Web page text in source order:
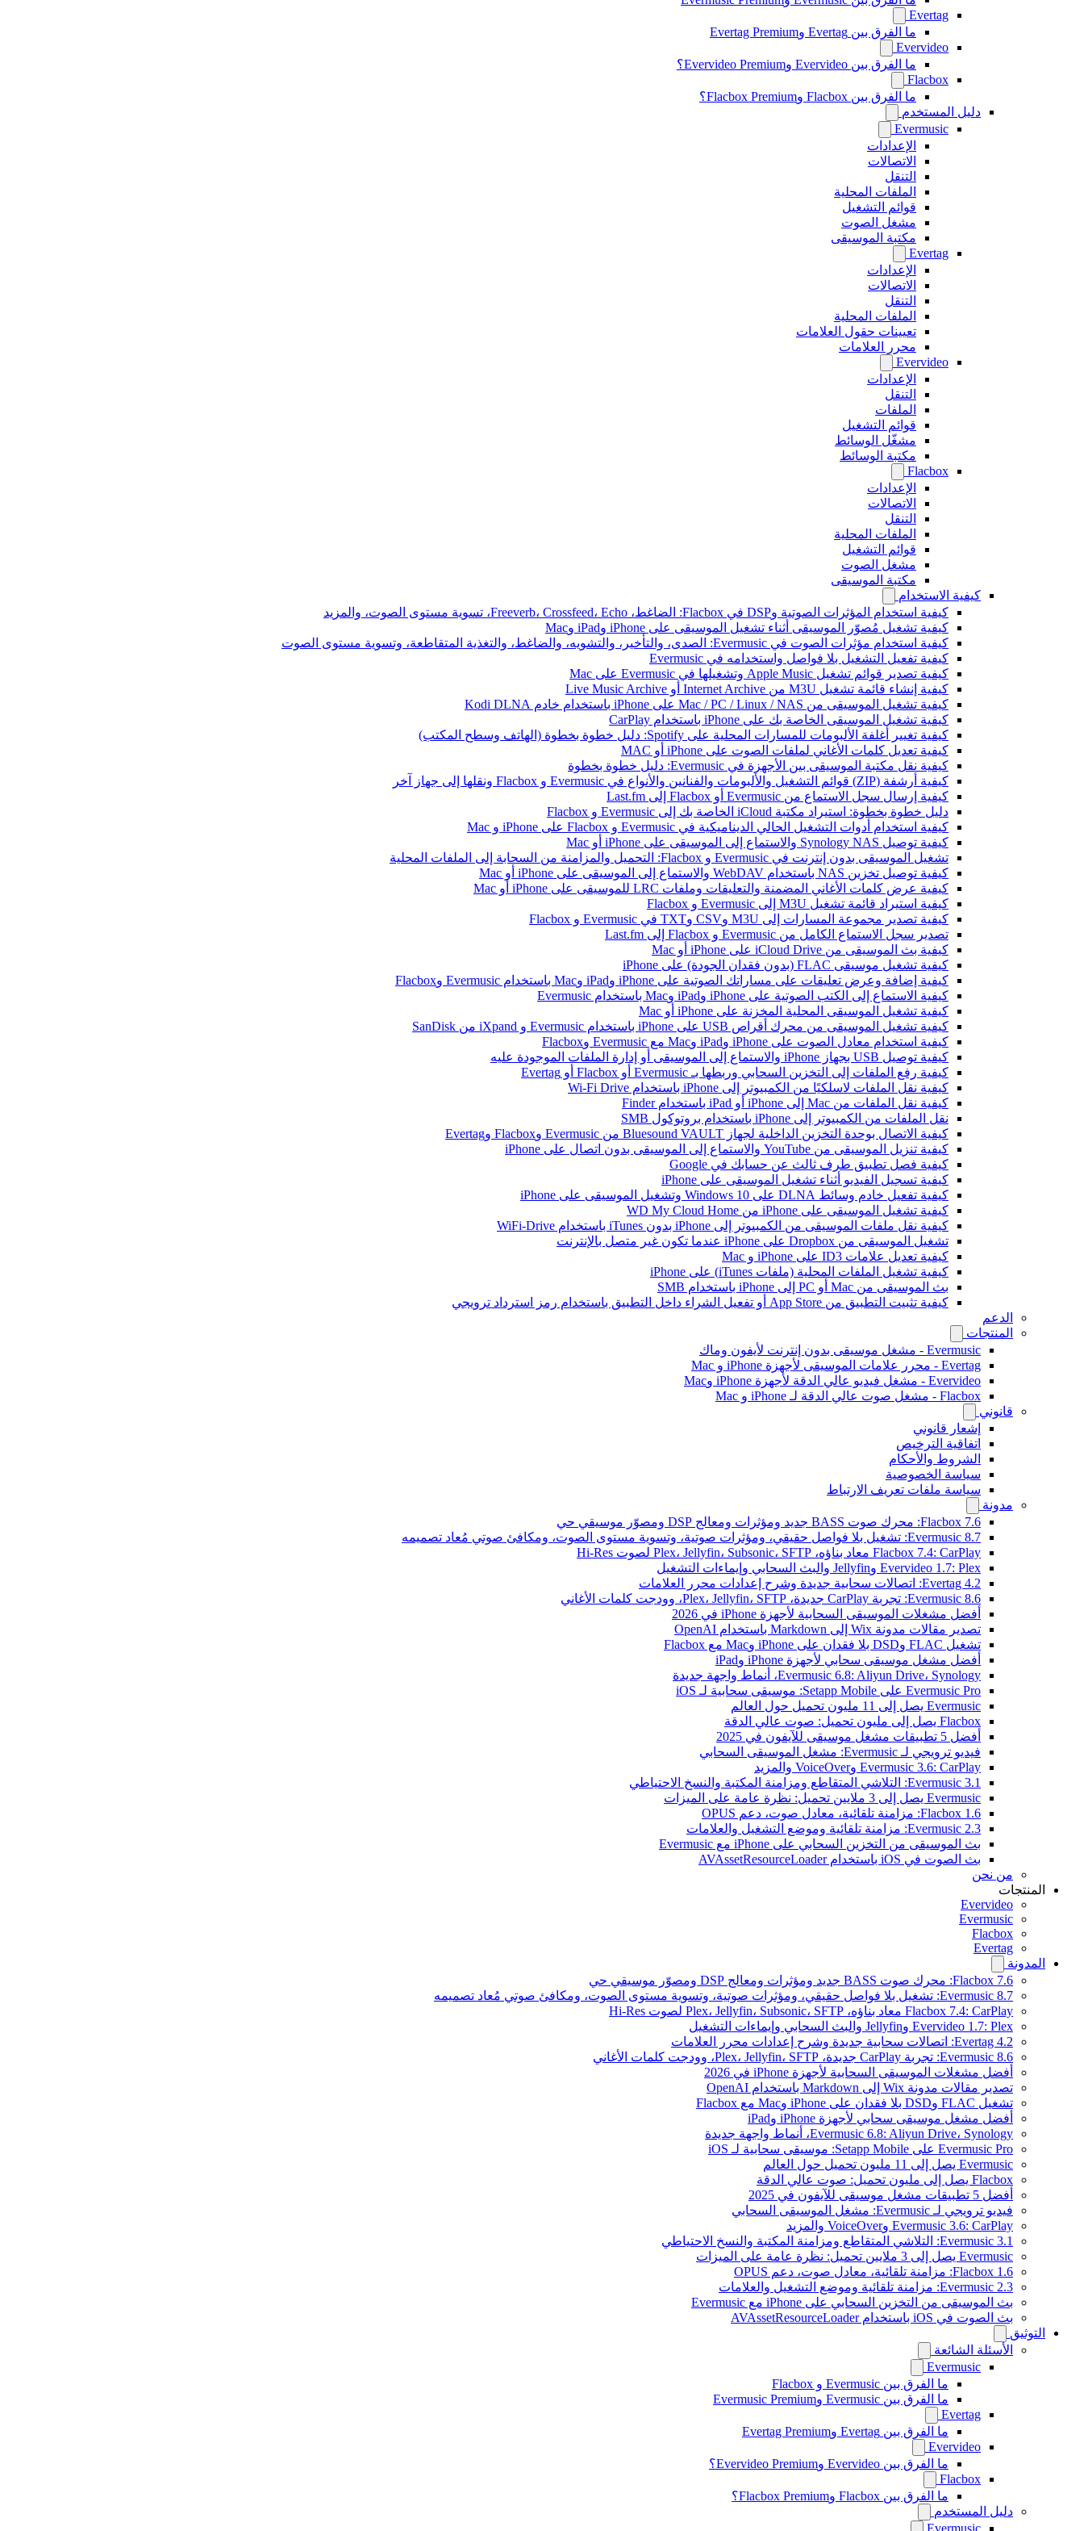
Evertag
ما الفرق بين Evertag وEvertag Premium
Evervideo
ما الفرق بين Evervideo وEvervideo Premium؟
Flacbox
ما الفرق بين Flacbox وFlacbox Premium؟
دليل المستخدم
Evermusic
الإعدادات
الاتصالات
التنقل
الملفات المحلية
قوائم التشغيل
مشغل الصوت
مكتبة الموسيقى
Evertag
الإعدادات
الاتصالات
التنقل
الملفات المحلية
تعيينات حقول العلامات
محرر العلامات
Evervideo
الإعدادات
التنقل
الملفات
قوائم التشغيل
مشغّل الوسائط
مكتبة الوسائط
Flacbox
الإعدادات
الاتصالات
التنقل
الملفات المحلية
قوائم التشغيل
مشغل الصوت
مكتبة الموسيقى
كيفية الاستخدام
كيفية استخدام المؤثرات الصوتية وDSP في Flacbox: الضاغط، Freeverb، Crossfeed، Echo، تسوية مستوى الصوت، والمزيد
كيفية تشغيل مُصوّر الموسيقى أثناء تشغيل الموسيقى على iPhone وiPad وMac
كيفية استخدام مؤثرات الصوت في Evermusic: الصدى، والتأخير، والتشويه، والضاغط، والتغذية المتقاطعة، وتسوية مستوى الصوت
كيفية تفعيل التشغيل بلا فواصل واستخدامه في Evermusic
كيفية تصدير قوائم تشغيل Apple Music وتشغيلها في Evermusic على Mac
كيفية إنشاء قائمة تشغيل M3U من Internet Archive أو Live Music Archive
كيفية تشغيل الموسيقى من Mac / PC / Linux / NAS على iPhone باستخدام خادم Kodi DLNA
كيفية تشغيل الموسيقى الخاصة بك على iPhone باستخدام CarPlay
كيفية تغيير أغلفة الألبومات للمسارات المحلية على Spotify: دليل خطوة بخطوة (الهاتف وسطح المكتب)
كيفية تعديل كلمات الأغاني لملفات الصوت على iPhone أو MAC
كيفية نقل مكتبة الموسيقى بين الأجهزة في Evermusic: دليل خطوة بخطوة
كيفية أرشفة (ZIP) قوائم التشغيل والألبومات والفنانين والأنواع في Evermusic و Flacbox ونقلها إلى جهاز آخر
كيفية إرسال سجل الاستماع من Evermusic أو Flacbox إلى Last.fm
دليل خطوة بخطوة: استيراد مكتبة iCloud الخاصة بك إلى Evermusic و Flacbox
كيفية استخدام أدوات التشغيل الحالي الديناميكية في Evermusic و Flacbox على iPhone و Mac
كيفية توصيل Synology NAS والاستماع إلى الموسيقى على iPhone أو Mac
تشغيل الموسيقى بدون إنترنت في Evermusic و Flacbox: التحميل والمزامنة من السحابة إلى الملفات المحلية
كيفية توصيل تخزين NAS باستخدام WebDAV والاستماع إلى الموسيقى على iPhone أو Mac
كيفية عرض كلمات الأغاني المضمنة والتعليقات وملفات LRC للموسيقى على iPhone أو Mac
كيفية استيراد قائمة تشغيل M3U إلى Evermusic و Flacbox
كيفية تصدير مجموعة المسارات إلى M3U وCSV وTXT في Evermusic و Flacbox
تصدير سجل الاستماع الكامل من Evermusic و Flacbox إلى Last.fm
كيفية بث الموسيقى من iCloud Drive على iPhone أو Mac
كيفية تشغيل موسيقى FLAC (بدون فقدان الجودة) على iPhone
كيفية إضافة وعرض تعليقات على مساراتك الصوتية على iPhone وiPad وMac باستخدام Evermusic وFlacbox
كيفية الاستماع إلى الكتب الصوتية على iPhone وiPad وMac باستخدام Evermusic
كيفية تشغيل الموسيقى المحلية المخزنة على iPhone أو Mac
كيفية تشغيل الموسيقى من محرك أقراص USB على iPhone باستخدام Evermusic و iXpand من SanDisk
كيفية استخدام معادل الصوت على iPhone وiPad وMac مع Evermusic وFlacbox
كيفية توصيل USB بجهاز iPhone والاستماع إلى الموسيقى أو إدارة الملفات الموجودة عليه
كيفية رفع الملفات إلى التخزين السحابي وربطها بـ Evermusic أو Flacbox أو Evertag
كيفية نقل الملفات لاسلكيًا من الكمبيوتر إلى iPhone باستخدام Wi-Fi Drive
كيفية نقل الملفات من Mac إلى iPhone أو iPad باستخدام Finder
نقل الملفات من الكمبيوتر إلى iPhone باستخدام بروتوكول SMB
كيفية الاتصال بوحدة التخزين الداخلية لجهاز Bluesound VAULT من Evermusic وFlacbox وEvertag
كيفية تنزيل الموسيقى من YouTube والاستماع إلى الموسيقى بدون اتصال على iPhone
كيفية فصل تطبيق طرف ثالث عن حسابك في Google
كيفية تسجيل الفيديو أثناء تشغيل الموسيقى على iPhone
كيفية تفعيل خادم وسائط DLNA على Windows 10 وتشغيل الموسيقى على iPhone
كيفية تشغيل الموسيقى على iPhone من WD My Cloud Home
كيفية نقل ملفات الموسيقى من الكمبيوتر إلى iPhone بدون iTunes باستخدام WiFi-Drive
تشغيل الموسيقى من Dropbox على iPhone عندما تكون غير متصل بالإنترنت
كيفية تعديل علامات ID3 على iPhone و Mac
كيفية تشغيل الملفات المحلية (ملفات iTunes) على iPhone
بث الموسيقى من Mac أو PC إلى iPhone باستخدام SMB
كيفية تثبيت التطبيق من App Store أو تفعيل الشراء داخل التطبيق باستخدام رمز استرداد ترويجي
الدعم
المنتجات
Evermusic - مشغل موسيقى بدون إنترنت لأيفون وماك
Evertag - محرر علامات الموسيقى لأجهزة iPhone و Mac
Evervideo - مشغل فيديو عالي الدقة لأجهزة iPhone وMac
Flacbox - مشغل صوت عالي الدقة لـ iPhone و Mac
قانوني
إشعار قانوني
اتفاقية الترخيص
الشروط والأحكام
سياسة الخصوصية
سياسة ملفات تعريف الارتباط
مدونة
Flacbox 7.6: محرك صوت BASS جديد ومؤثرات ومعالج DSP ومصوّر موسيقي حي
Evermusic 8.7: تشغيل بلا فواصل حقيقي، ومؤثرات صوتية، وتسوية مستوى الصوت، ومكافئ صوتي مُعاد تصميمه
Flacbox 7.4: CarPlay معاد بناؤه، Plex، Jellyfin، Subsonic، SFTP لصوت Hi-Res
Evervideo 1.7: Plex وJellyfin والبث السحابي وإيماءات التشغيل
Evertag 4.2: اتصالات سحابية جديدة وشرح إعدادات محرر العلامات
Evermusic 8.6: تجربة CarPlay جديدة، Plex، Jellyfin، SFTP، وودجت كلمات الأغاني
أفضل مشغلات الموسيقى السحابية لأجهزة iPhone في 2026
تصدير مقالات مدونة Wix إلى Markdown باستخدام OpenAI
تشغيل FLAC وDSD بلا فقدان على iPhone وMac مع Flacbox
أفضل مشغل موسيقى سحابي لأجهزة iPhone وiPad
Evermusic 6.8: Aliyun Drive، Synology، أنماط واجهة جديدة
Evermusic Pro على Setapp Mobile: موسيقى سحابية لـ iOS
Evermusic يصل إلى 11 مليون تحميل حول العالم
Flacbox يصل إلى مليون تحميل: صوت عالي الدقة
أفضل 5 تطبيقات مشغل موسيقى للآيفون في 2025
فيديو ترويجي لـ Evermusic: مشغل الموسيقى السحابي
Evermusic 3.6: CarPlay وVoiceOver والمزيد
Evermusic 3.1: التلاشي المتقاطع ومزامنة المكتبة والنسخ الاحتياطي
Evermusic يصل إلى 3 ملايين تحميل: نظرة عامة على الميزات
Flacbox 1.6: مزامنة تلقائية، معادل صوت، دعم OPUS
Evermusic 2.3: مزامنة تلقائية وموضع التشغيل والعلامات
بث الموسيقى من التخزين السحابي على iPhone مع Evermusic
بث الصوت في iOS باستخدام AVAssetResourceLoader
من نحن
المنتجات
Evervideo
Evermusic
Flacbox
Evertag
المدونة
Flacbox 7.6: محرك صوت BASS جديد ومؤثرات ومعالج DSP ومصوّر موسيقي حي
Evermusic 8.7: تشغيل بلا فواصل حقيقي، ومؤثرات صوتية، وتسوية مستوى الصوت، ومكافئ صوتي مُعاد تصميمه
Flacbox 7.4: CarPlay معاد بناؤه، Plex، Jellyfin، Subsonic، SFTP لصوت Hi-Res
Evervideo 1.7: Plex وJellyfin والبث السحابي وإيماءات التشغيل
Evertag 4.2: اتصالات سحابية جديدة وشرح إعدادات محرر العلامات
Evermusic 8.6: تجربة CarPlay جديدة، Plex، Jellyfin، SFTP، وودجت كلمات الأغاني
أفضل مشغلات الموسيقى السحابية لأجهزة iPhone في 2026
تصدير مقالات مدونة Wix إلى Markdown باستخدام OpenAI
تشغيل FLAC وDSD بلا فقدان على iPhone وMac مع Flacbox
أفضل مشغل موسيقى سحابي لأجهزة iPhone وiPad
Evermusic 6.8: Aliyun Drive، Synology، أنماط واجهة جديدة
Evermusic Pro على Setapp Mobile: موسيقى سحابية لـ iOS
Evermusic يصل إلى 11 مليون تحميل حول العالم
Flacbox يصل إلى مليون تحميل: صوت عالي الدقة
أفضل 5 تطبيقات مشغل موسيقى للآيفون في 2025
فيديو ترويجي لـ Evermusic: مشغل الموسيقى السحابي
Evermusic 3.6: CarPlay وVoiceOver والمزيد
Evermusic 3.1: التلاشي المتقاطع ومزامنة المكتبة والنسخ الاحتياطي
Evermusic يصل إلى 3 ملايين تحميل: نظرة عامة على الميزات
Flacbox 1.6: مزامنة تلقائية، معادل صوت، دعم OPUS
Evermusic 2.3: مزامنة تلقائية وموضع التشغيل والعلامات
بث الموسيقى من التخزين السحابي على iPhone مع Evermusic
بث الصوت في iOS باستخدام AVAssetResourceLoader
التوثيق
الأسئلة الشائعة
Evermusic
ما الفرق بين Evermusic و Flacbox
ما الفرق بين Evermusic وEvermusic Premium
Evertag
ما الفرق بين Evertag وEvertag Premium
Evervideo
ما الفرق بين Evervideo وEvervideo Premium؟
Flacbox
ما الفرق بين Flacbox وFlacbox Premium؟
دليل المستخدم
Evermusic